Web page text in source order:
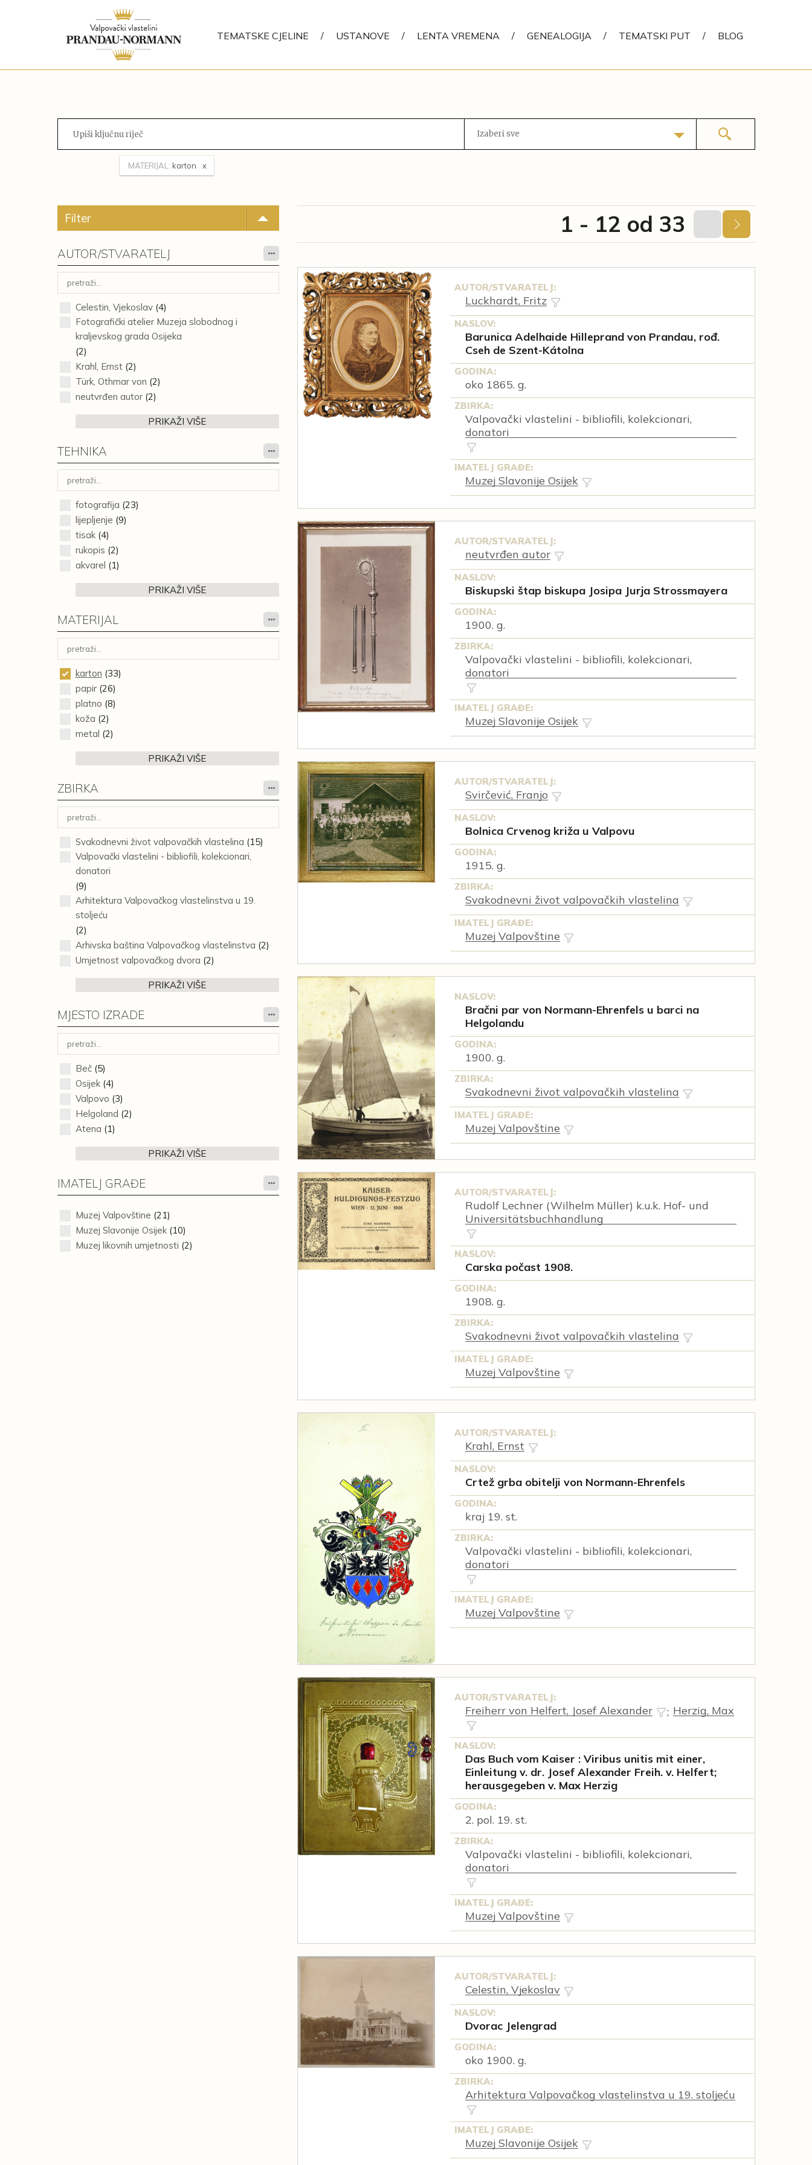
TEMATSKE CJELINE / USTANOVE / LENTA VREMENA / GENEALOGIJA / TEMATSKI PUT / BLOG
Izaberi sve
MATERIJAL: karton
Filter
AUTOR/STVARATELJ
Celestin, Vjekoslav(4)
Fotografički atelier Muzeja slobodnog i
kraljevskog grada Osijeka
(2)
Krahl, Ernst(2)
Türk, Othmar von (2)
neutvrđen autor(2)
PRIKAŽI VIŠE
TEHNIKA
fotografija (23)
lijepljenje (9)
tisak(4)
rukopis (2)
akvarel (1)
PRIKAŽI VIŠE
MATERIJAL
karton (33)
papir(26)
platno (8)
koža (2)
metal (2)
PRIKAŽI VIŠE
ZBIRKA
Svakodnevni život valpovačkih vlastelina (15)
Valpovački vlastelini - bibliofili, kolekcionari,
donatori
(9)
Arhitektura Valpovačkog vlastelinstva u 19.
stoljeću
(2)
Arhivska baština Valpovačkog vlastelinstva (2)
Umjetnost valpovačkog dvora (2)
PRIKAŽI VIŠE
MJESTO IZRADE
Beč(5)
Osijek(4)
Valpovo (3)
Helgoland (2)
Atena (1)
PRIKAŽI VIŠE
IMATELJ GRAĐE
Muzej Valpovštine (21)
Muzej Slavonije Osijek(10)
Muzej likovnih umjetnosti (2)
1 - 12 od 33
AUTOR/STVARATELJ:
Luckhardt, Fritz
NASLOV:
Barunica Adelhaide Hilleprand von Prandau, rođ.
Cseh de Szent-Kátolna
GODINA:
oko 1865. g.
ZBIRKA:
Valpovački vlastelini - bibliofili, kolekcionari,
donatori
IMATELJ GRAĐE:
Muzej Slavonije Osijek
AUTOR/STVARATELJ:
neutvrđen autor
NASLOV:
Biskupski štap biskupa Josipa Jurja Strossmayera
GODINA:
1900. g.
ZBIRKA:
Valpovački vlastelini - bibliofili, kolekcionari,
donatori
IMATELJ GRAĐE:
Muzej Slavonije Osijek
AUTOR/STVARATELJ:
Svirčević, Franjo
NASLOV:
Bolnica Crvenog križa u Valpovu
GODINA:
1915. g.
ZBIRKA:
Svakodnevni život valpovačkih vlastelina
IMATELJ GRAĐE:
Muzej Valpovštine
NASLOV:
Bračni par von Normann-Ehrenfels u barci na
Helgolandu
GODINA:
1900. g.
ZBIRKA:
Svakodnevni život valpovačkih vlastelina
IMATELJ GRAĐE:
Muzej Valpovštine
AUTOR/STVARATELJ:
Rudolf Lechner (Wilhelm Müller) k.u.k. Hof- und
Universitätsbuchhandlung
NASLOV:
Carska počast 1908.
GODINA:
1908. g.
ZBIRKA:
Svakodnevni život valpovačkih vlastelina
IMATELJ GRAĐE:
Muzej Valpovštine
AUTOR/STVARATELJ:
Krahl, Ernst
NASLOV:
Crtež grba obitelji von Normann-Ehrenfels
GODINA:
kraj 19. st.
ZBIRKA:
Valpovački vlastelini - bibliofili, kolekcionari,
donatori
IMATELJ GRAĐE:
Muzej Valpovštine
AUTOR/STVARATELJ:
Freiherr von Helfert, Josef Alexander ; Herzig, Max
NASLOV:
Das Buch vom Kaiser : Viribus unitis mit einer,
Einleitung v. dr. Josef Alexander Freih. v. Helfert;
herausgegeben v. Max Herzig
GODINA:
2. pol. 19. st.
ZBIRKA:
Valpovački vlastelini - bibliofili, kolekcionari,
donatori
IMATELJ GRAĐE:
Muzej Valpovštine
AUTOR/STVARATELJ:
Celestin, Vjekoslav
NASLOV:
Dvorac Jelengrad
GODINA:
oko 1900. g.
ZBIRKA:
Arhitektura Valpovačkog vlastelinstva u 19. stoljeću
IMATELJ GRAĐE:
Muzej Slavonije Osijek